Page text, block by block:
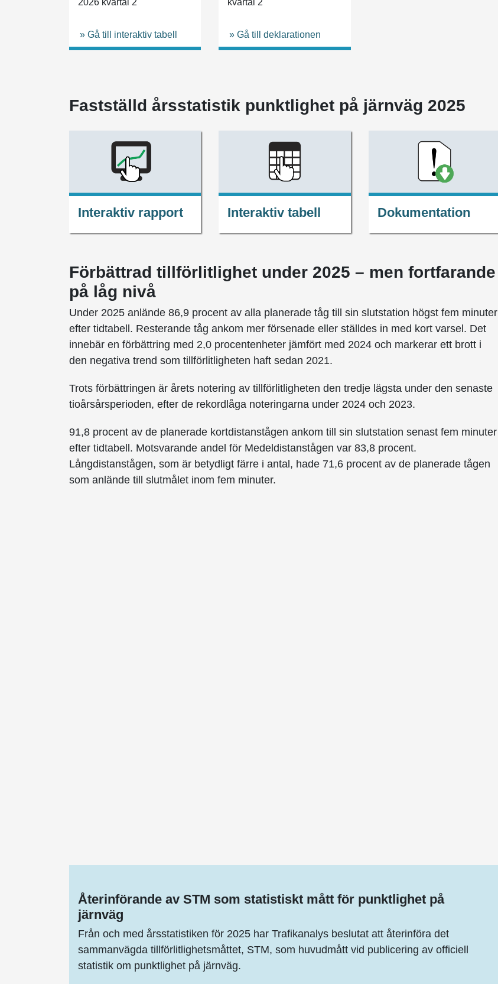
» Gå till interaktiv tabell » Gå till deklarationen
Fastställd årsstatistik punktlighet på järnväg 2025
Interaktiv rapport Interaktiv tabell Dokumentation
Förbättrad tillförlitlighet under 2025 – men fortfarande
på låg nivå
Under 2025 anlände 86,9 procent av alla planerade tåg till sin slutstation högst fem minuter
efter tidtabell. Resterande tåg ankom mer försenade eller ställdes in med kort varsel. Det
innebär en förbättring med 2,0 procentenheter jämfört med 2024 och markerar ett brott i
den negativa trend som tillförlitligheten haft sedan 2021.
Trots förbättringen är årets notering av tillförlitligheten den tredje lägsta under den senaste
tioårsårsperioden, efter de rekordlåga noteringarna under 2024 och 2023.
91,8 procent av de planerade kortdistanstågen ankom till sin slutstation senast fem minuter
efter tidtabell. Motsvarande andel för Medeldistanstågen var 83,8 procent.
Långdistanstågen, som är betydligt färre i antal, hade 71,6 procent av de planerade tågen
som anlände till slutmålet inom fem minuter.
Återinförande av STM som statistiskt mått för punktlighet på
järnväg
Från och med årsstatistiken för 2025 har Trafikanalys beslutat att återinföra det
sammanvägda tillförlitlighetsmåttet, STM, som huvudmått vid publicering av officiell
statistik om punktlighet på järnväg.